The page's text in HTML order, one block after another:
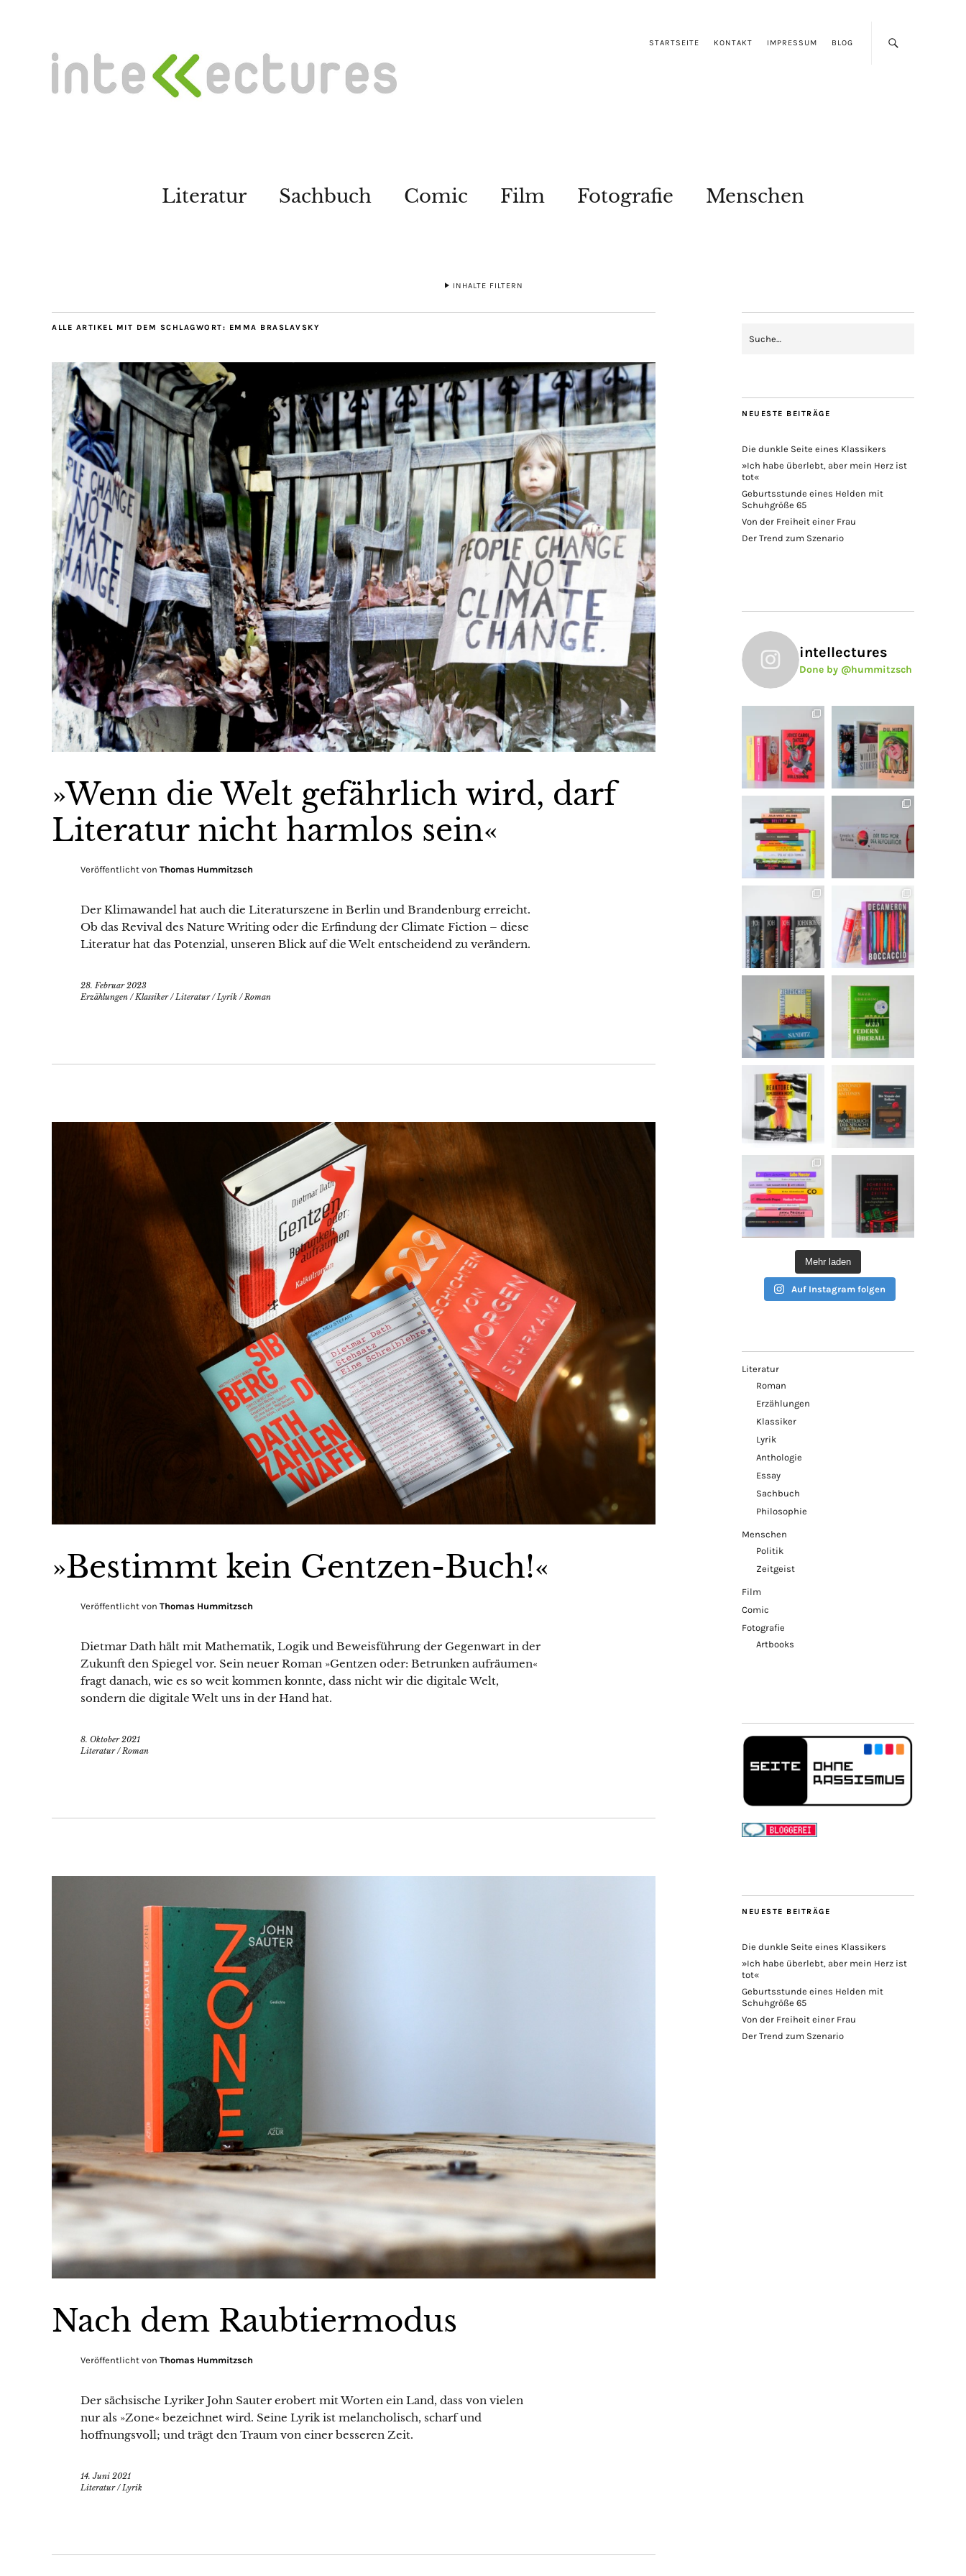
STARTSEITE KONTAKT IMPRESSUM BLOG
Literatur Sachbuch Comic Film Fotografie Menschen
INHALTE FILTERN
ALLE ARTIKEL MIT DEM SCHLAGWORT: EMMA BRASLAVSKY
»Wenn die Welt gefährlich wird, darf
Literatur nicht harmlos sein«
Veröffentlicht von Thomas Hummitzsch
Der Klimawandel hat auch die Literaturszene in Berlin und Brandenburg erreicht.
Ob das Revival des Nature Writing oder die Erfindung der Climate Fiction – diese
Literatur hat das Potenzial, unseren Blick auf die Welt entscheidend zu verändern.
28. Februar 2023
Erzählungen /Klassiker/Literatur/Lyrik /Roman
»Bestimmt kein Gentzen-Buch!«
Veröffentlicht von Thomas Hummitzsch
Dietmar Dath hält mit Mathematik, Logik und Beweisführung der Gegenwart in der
Zukunft den Spiegel vor. Sein neuer Roman »Gentzen oder: Betrunken aufräumen«
fragt danach, wie es so weit kommen konnte, dass nicht wir die digitale Welt,
sondern die digitale Welt uns in der Hand hat.
8. Oktober 2021
Literatur/Roman
Nach dem Raubtiermodus
Veröffentlicht von Thomas Hummitzsch
Der sächsische Lyriker John Sauter erobert mit Worten ein Land, dass von vielen
nur als »Zone« bezeichnet wird. Seine Lyrik ist melancholisch, scharf und
hoffnungsvoll; und trägt den Traum von einer besseren Zeit.
14. Juni 2021
Literatur/Lyrik
NEUESTE BEITRÄGE
Die dunkle Seite eines Klassikers
»Ich habe überlebt, aber mein Herz ist
tot«
Geburtsstunde eines Helden mit
Schuhgröße 65
Von der Freiheit einer Frau
Der Trend zum Szenario
intellectures
Done by @hummitzsch
Mehr laden
Auf Instagram folgen
Literatur
Roman
Erzählungen
Klassiker
Lyrik
Anthologie
Essay
Sachbuch
Philosophie
Menschen
Politik
Zeitgeist
Film
Comic
Fotografie
Artbooks
NEUESTE BEITRÄGE
Die dunkle Seite eines Klassikers
»Ich habe überlebt, aber mein Herz ist
tot«
Geburtsstunde eines Helden mit
Schuhgröße 65
Von der Freiheit einer Frau
Der Trend zum Szenario